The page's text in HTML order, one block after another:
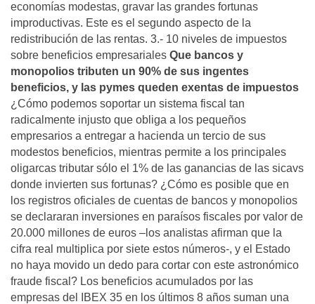
economías modestas, gravar las grandes fortunas
improductivas. Este es el segundo aspecto de la
redistribución de las rentas. 3.- 10 niveles de impuestos
sobre beneficios empresariales Que bancos y
monopolios tributen un 90% de sus ingentes
beneficios, y las pymes queden exentas de impuestos
¿Cómo podemos soportar un sistema fiscal tan
radicalmente injusto que obliga a los pequeños
empresarios a entregar a hacienda un tercio de sus
modestos beneficios, mientras permite a los principales
oligarcas tributar sólo el 1% de las ganancias de las sicavs
donde invierten sus fortunas? ¿Cómo es posible que en
los registros oficiales de cuentas de bancos y monopolios
se declararan inversiones en paraísos fiscales por valor de
20.000 millones de euros –los analistas afirman que la
cifra real multiplica por siete estos números-, y el Estado
no haya movido un dedo para cortar con este astronómico
fraude fiscal? Los beneficios acumulados por las
empresas del IBEX 35 en los últimos 8 años suman una